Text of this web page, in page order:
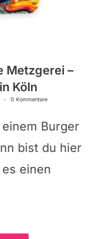
Metzgerei –
Köln
0 Kommentare
Burger
bist du hier
einen